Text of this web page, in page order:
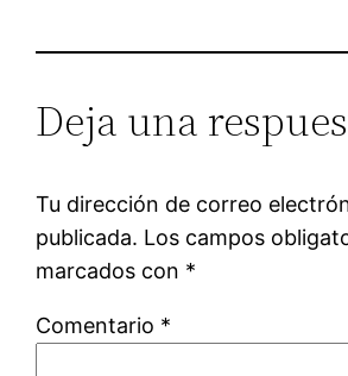
Deja una
Tu dirección de correo
publicada. Los campos
marcados con *
Comentario *